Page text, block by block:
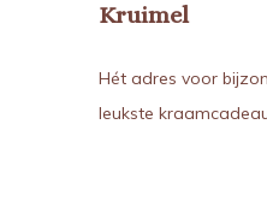
Kruimel
Hét adres voor
leukste